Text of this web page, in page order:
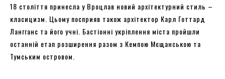
18 століття принесла у Вроцлав новий архітектурний стиль –
класицизм. Цьому посприяв також архітектор Карл Готтард
Ланґганс та його учні. Бастіонні укріплення міста пройшли
останній етап розширення разом з Кемпою Мєщанською та
Тумським островом.